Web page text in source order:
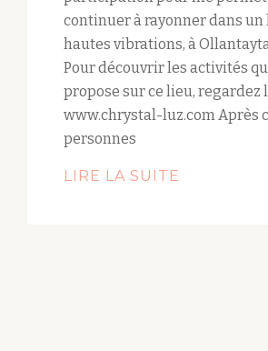
continuer à rayonner dans un
hautes vibrations, à
Pour découvrir les activités
propose sur ce lieu, regardez
www.chrystal-luz.com Après
personnes
LIRE LA SUITE